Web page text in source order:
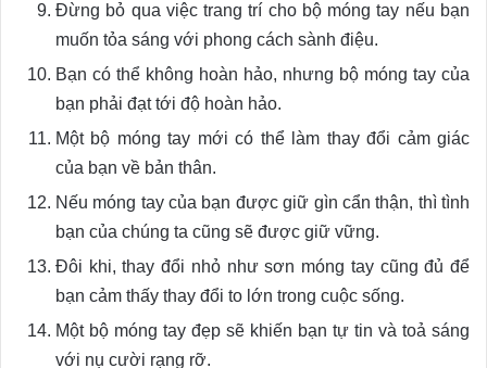
Đừng bỏ qua việc trang trí cho bộ móng tay nếu bạn
muốn tỏa sáng với phong cách sành điệu.
Bạn có thể không hoàn hảo, nhưng bộ móng tay của
bạn phải đạt tới độ hoàn hảo.
Một bộ móng tay mới có thể làm thay đổi cảm giác
của bạn về bản thân.
Nếu móng tay của bạn được giữ gìn cẩn thận, thì tình
bạn của chúng ta cũng sẽ được giữ vững.
Đôi khi, thay đổi nhỏ như sơn móng tay cũng đủ để
bạn cảm thấy thay đổi to lớn trong cuộc sống.
Một bộ móng tay đẹp sẽ khiến bạn tự tin và toả sáng
với nụ cười rạng rỡ.